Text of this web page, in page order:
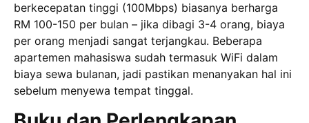
berkecepatan tinggi (100Mbps) biasanya berharga
RM 100-150 per bulan – jika dibagi 3-4 orang, biaya
per orang menjadi sangat terjangkau. Beberapa
apartemen mahasiswa sudah termasuk WiFi dalam
biaya sewa bulanan, jadi pastikan menanyakan hal ini
sebelum menyewa tempat tinggal.